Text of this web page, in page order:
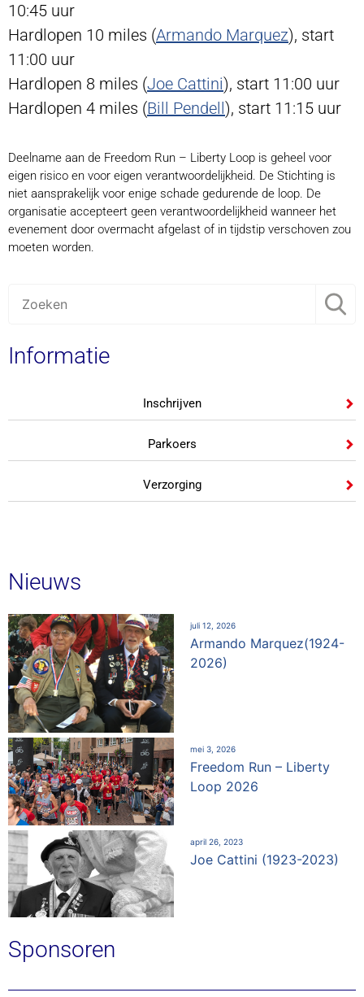
10:45 uur
Hardlopen 10 miles (Armando Marquez), start
11:00 uur
Hardlopen 8 miles (Joe Cattini), start 11:00 uur
Hardlopen 4 miles (Bill Pendell), start 11:15 uur
Deelname aan de Freedom Run – Liberty Loop is geheel voor
eigen risico en voor eigen verantwoordelijkheid. De Stichting is
niet aansprakelijk voor enige schade gedurende de loop. De
organisatie accepteert geen verantwoordelijkheid wanneer het
evenement door overmacht afgelast of in tijdstip verschoven zou
moeten worden.
Informatie
Inschrijven
Parkoers
Verzorging
Nieuws
juli 12, 2026
Armando Marquez(1924-
2026)
mei 3, 2026
Freedom Run – Liberty
Loop 2026
april 26, 2023
Joe Cattini (1923-2023)
Sponsoren